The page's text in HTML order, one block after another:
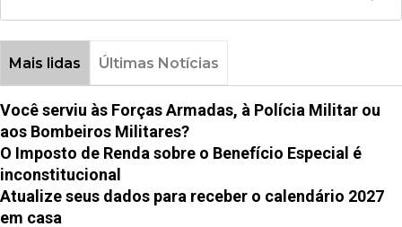
Mais lidas Últimas Notícias
Você serviu às Forças Armadas, à Polícia Militar ou
aos Bombeiros Militares?
O Imposto de Renda sobre o Benefício Especial é
inconstitucional
Atualize seus dados para receber o calendário 2027
em casa